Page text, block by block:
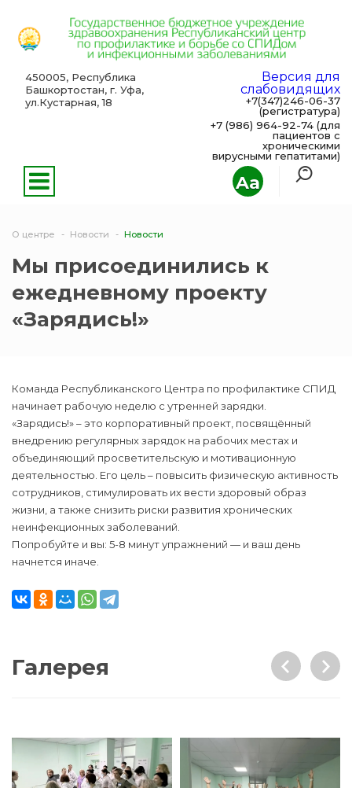
Aa
450005, Республика
Башкортостан, г. Уфа,
ул.Кустарная, 18
Версия для
слабовидящих
+7(347)246-06-37
(регистратура)
+7 (986) 964-92-74 (для
пациентов с
хроническими
вирусными гепатитами)
О центре Новости Новости
Мы присоединились к
ежедневному проекту
«Зарядись!»
Команда Республиканского Центра по профилактике СПИД
начинает рабочую неделю с утренней зарядки.
«Зарядись!» – это корпоративный проект, посвящённый
внедрению регулярных зарядок на рабочих местах и
объединяющий просветительскую и мотивационную
деятельностью. Его цель – повысить физическую активность
сотрудников, стимулировать их вести здоровый образ
жизни, а также снизить риски развития хронических
неинфекционных заболеваний.
Попробуйте и вы: 5-8 минут упражнений — и ваш день
начнется иначе.
Галерея